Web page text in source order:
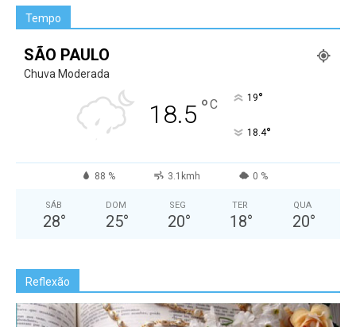
Tempo
SÃO PAULO
Chuva Moderada
18.5 °C 19°
18.4°
88 % 3.1kmh 0 %
SÁB
28°
DOM
25°
SEG
20°
TER
18°
QUA
20°
Reflexão